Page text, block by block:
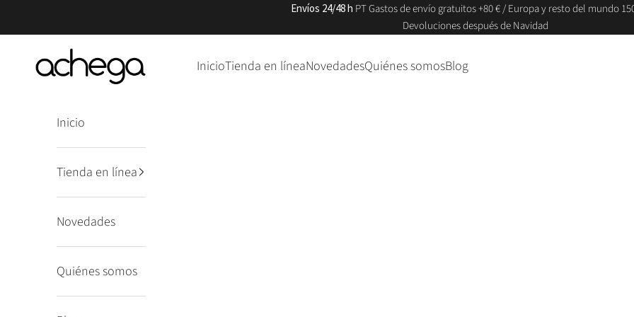
Envíos 24/48 h PT Gastos de envío gratuitos +80 € / Europa y resto del mundo
Devoluciones después de Navidad
Punto Achega InicioTienda en líneaNovedadesQuiénes somosBlog
Inicio
Tienda en línea
Novedades
Quiénes somos